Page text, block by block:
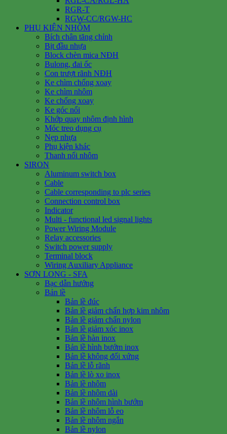
RGR-T
RGW-CC/RGW-HC
PHỤ KIỆN NHÔM
Bích chân tăng chỉnh
Bịt đầu nhựa
Block chèn mica NĐH
Bulong, đai ốc
Con trượt rãnh NĐH
Ke chìm chống xoay
Ke chìm nhôm
Ke chống xoay
Ke góc nổi
Khớp quay nhôm định hình
Móc treo dụng cụ
Nẹp nhựa
Phụ kiện khác
Thanh nối nhôm
SIRON
Aluminum switch box
Cable
Cable corresponding to plc series
Connection control box
Indicator
Multi - functional led signal lights
Power Wiring Module
Relay accessories
Switch power supply
Terminal block
Wiring Auxiliary Appliance
SƠN LONG - SFA
Bạc dẫn hướng
Bản lề
Bản lề đúc
Bản lề giảm chấn hợp kim nhôm
Bản lề giảm chấn nylon
Bản lề giảm xóc inox
Bản lề hàn inox
Bản lề hình bướm inox
Bản lề không đối xứng
Bản lề lỗ rãnh
Bản lề lò xo inox
Bản lề nhôm
Bản lề nhôm dài
Bản lề nhôm hình bướm
Bản lề nhôm lỗ eo
Bản lề nhôm ngắn
Bản lề nylon